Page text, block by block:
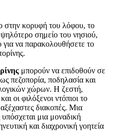
στην κορυφή του λόφου, το
σημείο του νησιού,
για να παρακολουθήσετε το
μπορούν να επιδοθούν σε
πεζοπορία, ποδηλασία και
χώρων. Η ζεστή,
οι φιλόξενοι ντόπιοι το
διακοπές. Μια
μια μοναδική
και διαχρονική γοητεία